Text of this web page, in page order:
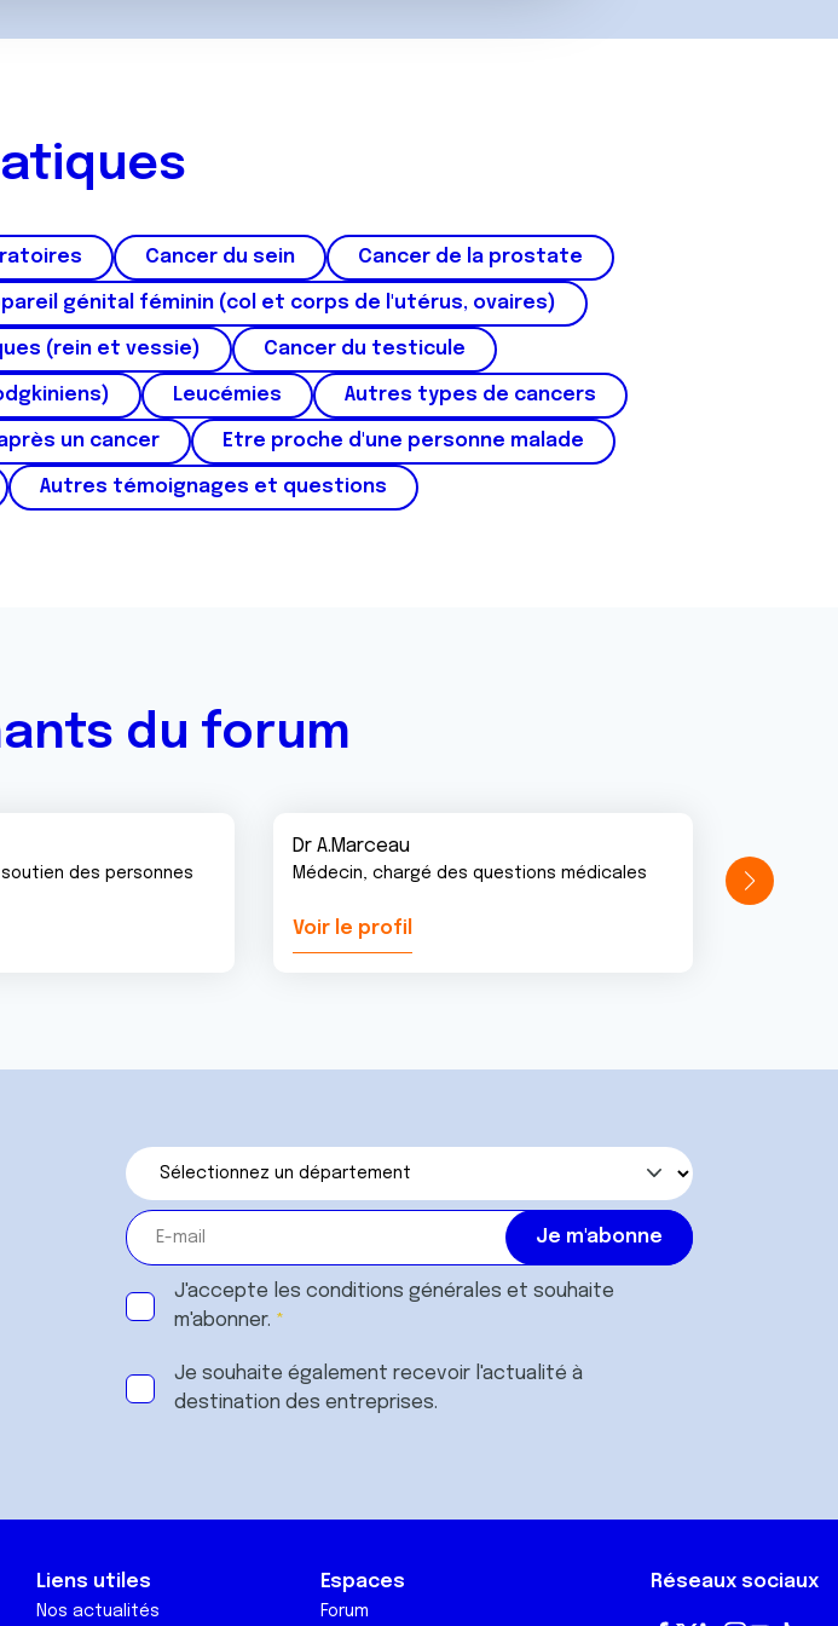
Cancer du sein Cancer de la prostate
génital féminin (col et corps de l'utérus, ovaires)
(rein et vessie) Cancer du testicule
Leucémies Autres types de cancers
un cancer Etre proche d'une personne malade
Autres témoignages et questions
du forum
des personnes
Dr A.Marceau
Médecin, chargé des questions médicales
Voir le profil
J'accepte les conditions générales et souhaite
m'abonner.
Je souhaite également recevoir l'actualité à
destination des entreprises.
Liens utiles
Nos actualités
Espaces
Forum
Réseaux sociaux